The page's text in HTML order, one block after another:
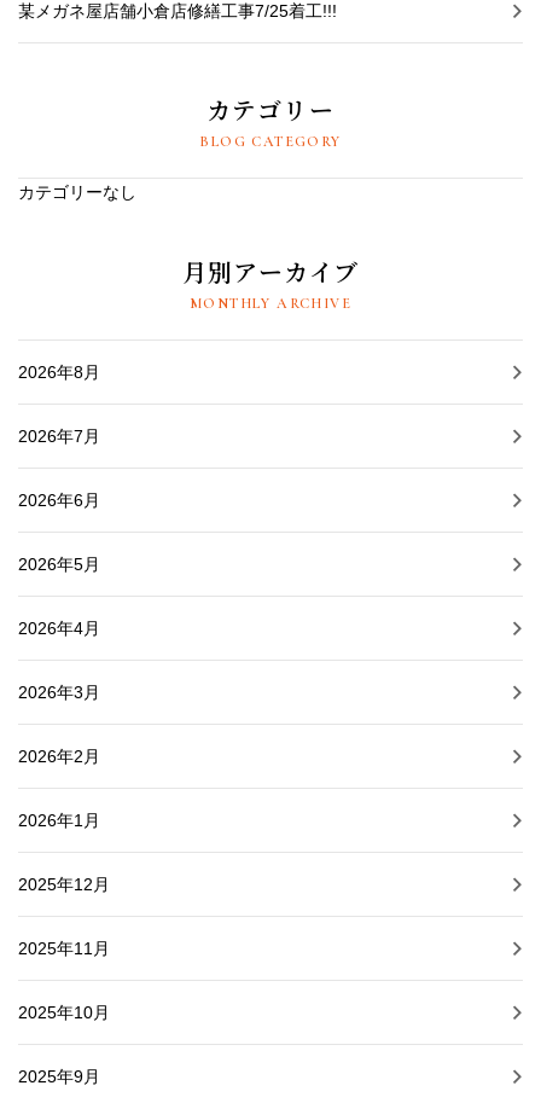
某メガネ屋店舗小倉店修繕工事7/25着工!!!
カテゴリー
BLOG CATEGORY
カテゴリーなし
月別アーカイブ
MONTHLY ARCHIVE
2026年8月
2026年7月
2026年6月
2026年5月
2026年4月
2026年3月
2026年2月
2026年1月
2025年12月
2025年11月
2025年10月
2025年9月